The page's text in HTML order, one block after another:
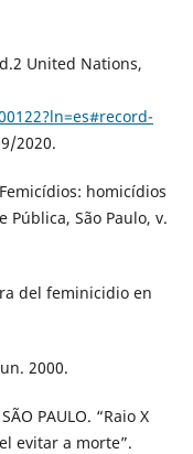
United Nations,
2020.
homicídios
Pública, São Paulo, v.
del feminicidio en
2000.
PAULO. “Raio X
evitar a morte”.